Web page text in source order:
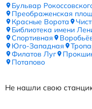
Бульвар
Преображенская
Красные Ворота
Библиотека имени
Спортивная
Юго-Западная
Филатов Луг
Потапово
Не нашли свою